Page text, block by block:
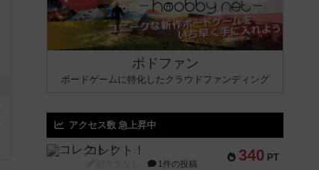
ボドファン
ボードゲームに特化したクラウドファンディング
アクセス数 急上昇中
340 PT
コレクト！
1件の投稿